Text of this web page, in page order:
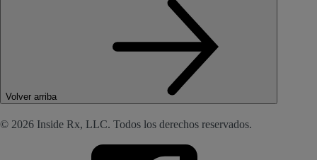
Volver arriba
© 2026 Inside Rx, LLC. Todos los derechos reservados.